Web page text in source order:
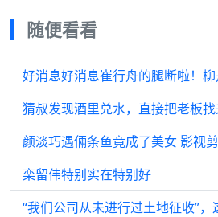
随便看看
猜叔发现酒里兑水，直接把老板
颜淡巧遇倆条鱼竟成了美女 影视
栾留伟特别实在特别好